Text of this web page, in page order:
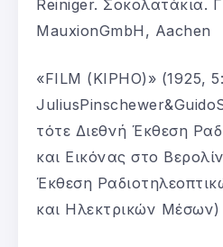
Reiniger. Σοκολατάκια.
MauxionGmbH, Aachen
«FILM (KIPHO)» (1925,
τότε Διεθνή Έκθεση
και Εικόνας στο
Έκθεση
και Ηλεκτρικών Μέσων)